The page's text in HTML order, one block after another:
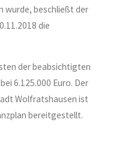
wurde, beschließt der
die
der beabsichtigten
6.125.000 Euro. Der
Wolfratshausen ist
bereitgestellt.